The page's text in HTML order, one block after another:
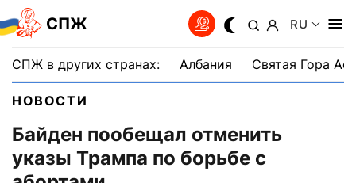
СПЖ RU
СПЖ в других странах: Албания Святая Гора
НОВОСТИ
Байден пообещал отменить
указы Трампа по борьбе с